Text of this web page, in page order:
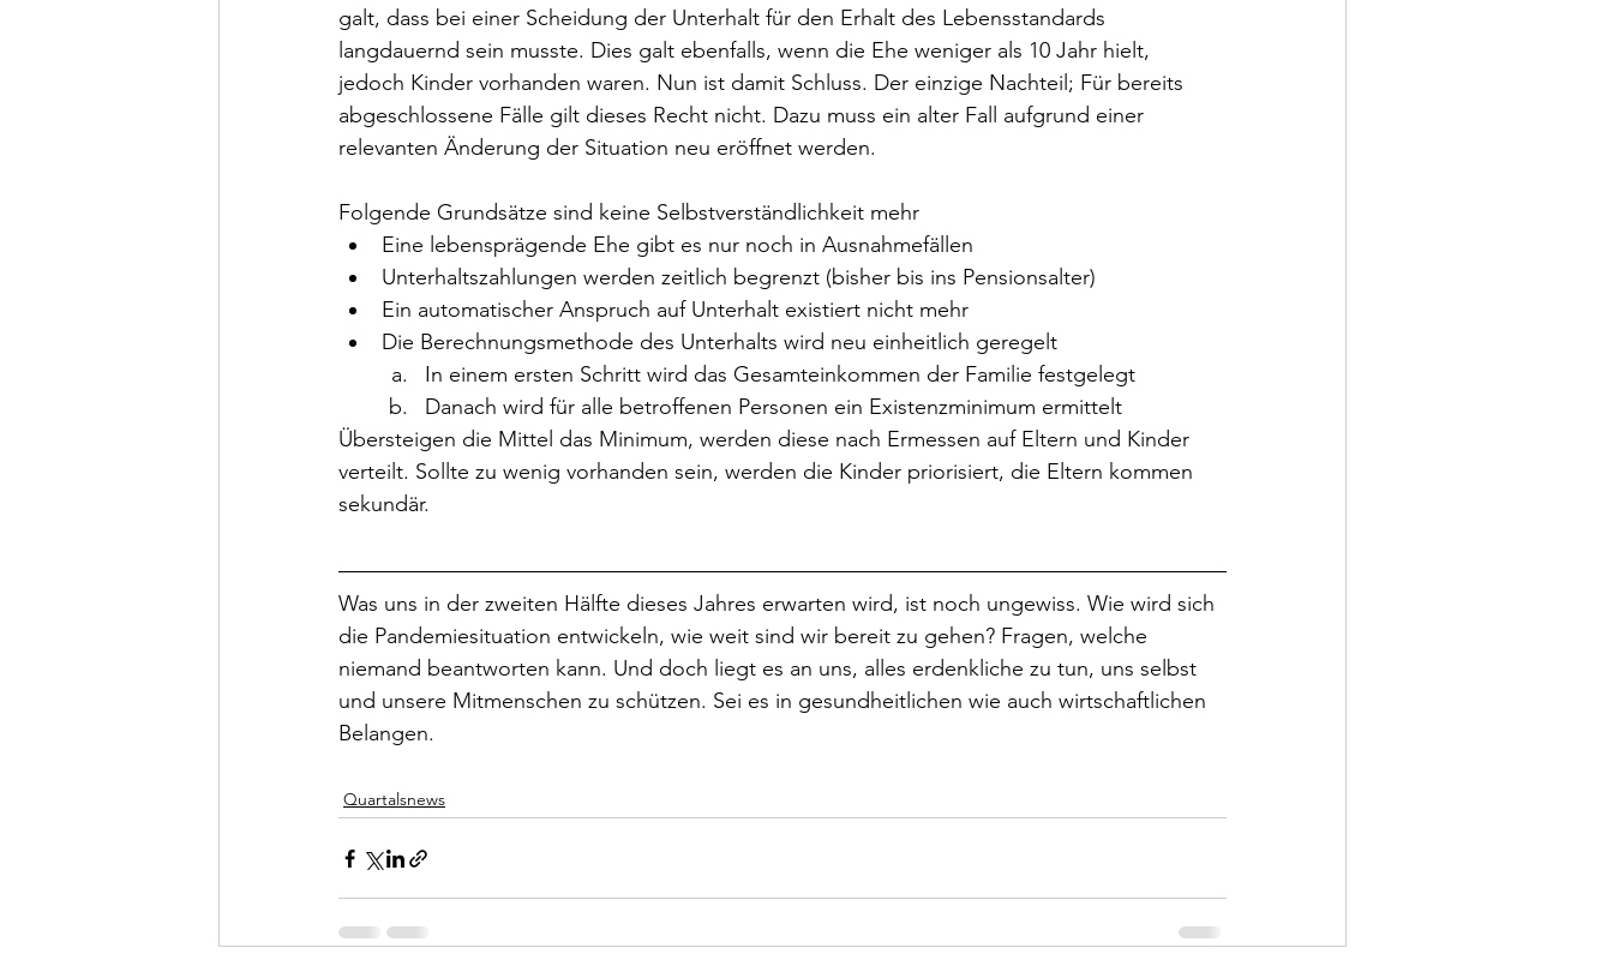
galt, dass bei einer Scheidung der Unterhalt für den Erhalt des Lebensstandards
langdauernd sein musste. Dies galt ebenfalls, wenn die Ehe weniger als 10 Jahr hielt,
jedoch Kinder vorhanden waren. Nun ist damit Schluss. Der einzige Nachteil; Für bereits
abgeschlossene Fälle gilt dieses Recht nicht. Dazu muss ein alter Fall aufgrund einer
relevanten Änderung der Situation neu eröffnet werden.
Folgende Grundsätze sind keine Selbstverständlichkeit mehr
Eine lebensprägende Ehe gibt es nur noch in Ausnahmefällen
Unterhaltszahlungen werden zeitlich begrenzt (bisher bis ins Pensionsalter)
Ein automatischer Anspruch auf Unterhalt existiert nicht mehr
Die Berechnungsmethode des Unterhalts wird neu einheitlich geregelt
In einem ersten Schritt wird das Gesamteinkommen der Familie festgelegt
Danach wird für alle betroffenen Personen ein Existenzminimum ermittelt
Übersteigen die Mittel das Minimum, werden diese nach Ermessen auf Eltern und Kinder
verteilt. Sollte zu wenig vorhanden sein, werden die Kinder priorisiert, die Eltern kommen
sekundär.
Was uns in der zweiten Hälfte dieses Jahres erwarten wird, ist noch ungewiss. Wie wird sich
die Pandemiesituation entwickeln, wie weit sind wir bereit zu gehen? Fragen, welche
niemand beantworten kann. Und doch liegt es an uns, alles erdenkliche zu tun, uns selbst
und unsere Mitmenschen zu schützen. Sei es in gesundheitlichen wie auch wirtschaftlichen
Belangen.
Quartalsnews